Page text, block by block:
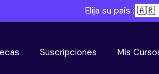
Elija su país :
Suscripciones Mis